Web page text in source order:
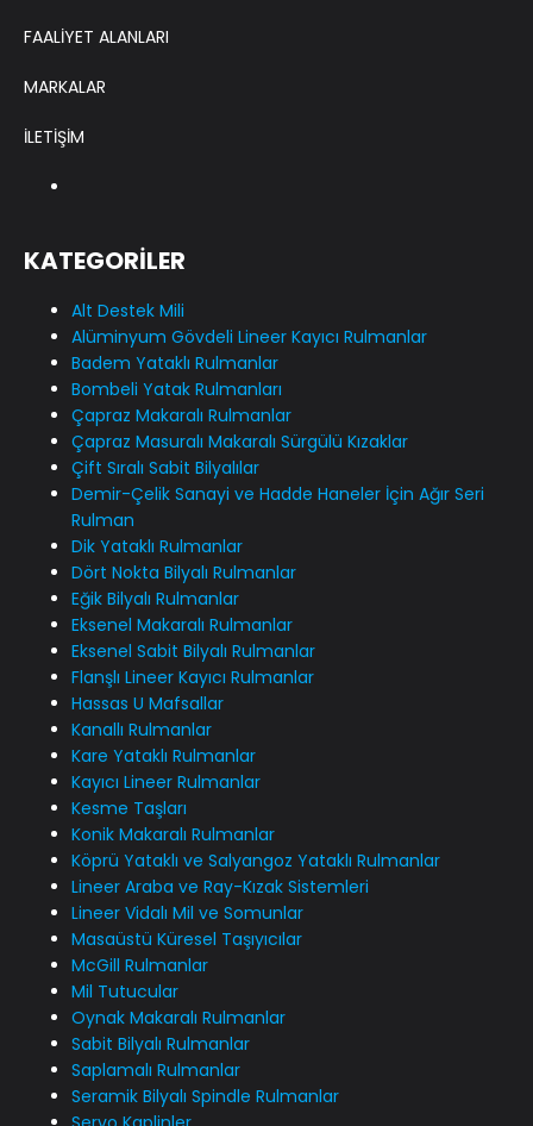
FAALİYET ALANLARI
MARKALAR
İLETİŞİM
KATEGORİLER
Alt Destek Mili
Alüminyum Gövdeli Lineer Kayıcı Rulmanlar
Badem Yataklı Rulmanlar
Bombeli Yatak Rulmanları
Çapraz Makaralı Rulmanlar
Çapraz Masuralı Makaralı Sürgülü Kızaklar
Çift Sıralı Sabit Bilyalılar
Demir-Çelik Sanayi ve Hadde Haneler İçin Ağır Seri
Rulman
Dik Yataklı Rulmanlar
Dört Nokta Bilyalı Rulmanlar
Eğik Bilyalı Rulmanlar
Eksenel Makaralı Rulmanlar
Eksenel Sabit Bilyalı Rulmanlar
Flanşlı Lineer Kayıcı Rulmanlar
Hassas U Mafsallar
Kanallı Rulmanlar
Kare Yataklı Rulmanlar
Kayıcı Lineer Rulmanlar
Kesme Taşları
Konik Makaralı Rulmanlar
Köprü Yataklı ve Salyangoz Yataklı Rulmanlar
Lineer Araba ve Ray-Kızak Sistemleri
Lineer Vidalı Mil ve Somunlar
Masaüstü Küresel Taşıyıcılar
McGill Rulmanlar
Mil Tutucular
Oynak Makaralı Rulmanlar
Sabit Bilyalı Rulmanlar
Saplamalı Rulmanlar
Seramik Bilyalı Spindle Rulmanlar